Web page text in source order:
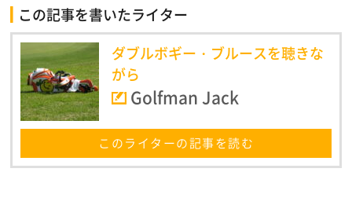
この記事を書いたライター
ダブルボギー・ブルースを聴きな
がら
Golfman Jack
このライターの記事を読む